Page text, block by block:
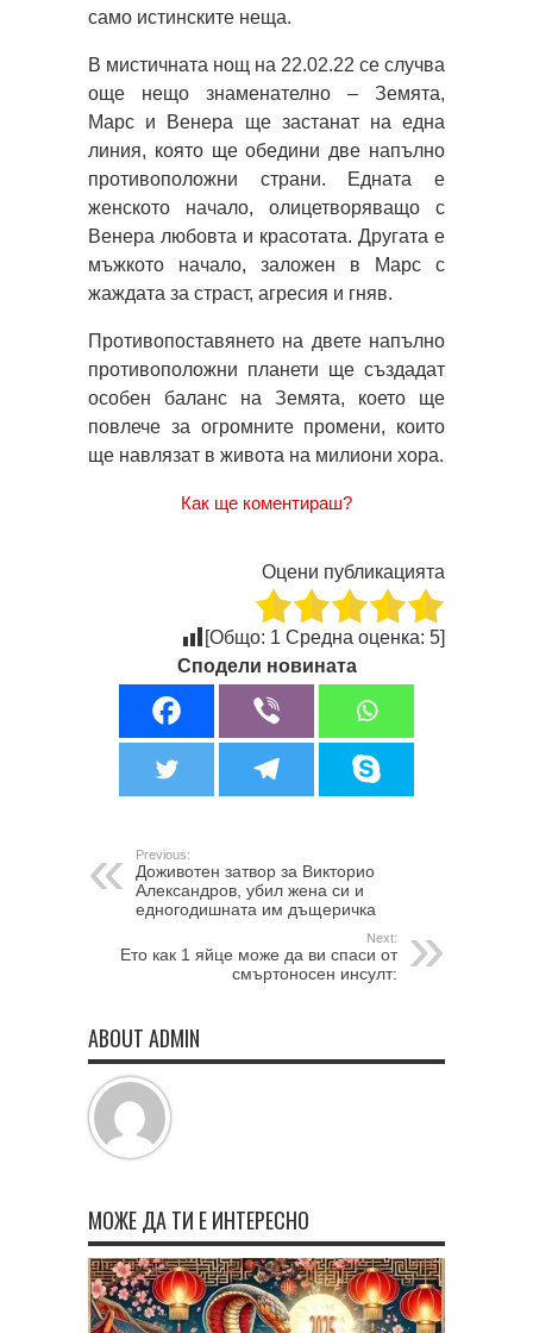
само истинските неща.
В мистичната нощ на 22.02.22 се случва
още нещо знаменателно – Земята,
Марс и Венера ще застанат на една
линия, която ще обедини две напълно
противоположни страни. Едната е
женското начало, олицетворяващо с
Венера любовта и красотата. Другата е
мъжкото начало, заложен в Марс с
жаждата за страст, агресия и гняв.
Противопоставянето на двете напълно
противоположни планети ще създадат
особен баланс на Земята, което ще
повлече за огромните промени, които
ще навлязат в живота на милиони хора.
Как ще коментираш?
Оцени публикацията
[Общо: 1 Средна оценка: 5]
Сподели новината
Previous:
Доживотен затвор за Викторио
Александров, убил жена си и
едногодишната им дъщеричка
Next:
Ето как 1 яйце може да ви спаси от
смъртоносен инсулт:
ABOUT ADMIN
МОЖЕ ДА ТИ Е ИНТЕРЕСНО